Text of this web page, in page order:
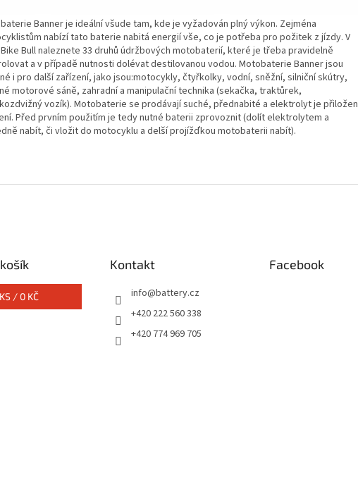
Banner je ideální všude tam, kde je vyžadován plný výkon. Zejména
nabízí tato baterie nabitá energií vše, co je potřeba pro požitek z jízdy. V
Bull naleznete 33 druhů údržbových motobaterií, které je třeba pravidelně
a v případě nutnosti dolévat destilovanou vodou. Motobaterie Banner jsou
i pro další zařízení, jako jsou:motocykly, čtyřkolky, vodní, sněžní, silniční skútry,
motorové sáně, zahradní a manipulační technika (sekačka, traktůrek,
vozík). Motobaterie se prodávají suché, přednabité a elektrolyt je přiložen
Před prvním použitím je tedy nutné baterii zprovoznit (dolít elektrolytem a
nabít, či vložit do motocyklu a delší projížďkou motobaterii nabít).
/ 0 KČ
Kontakt
info@battery.cz
+420 222 560 338
+420 774 969 705
Facebook